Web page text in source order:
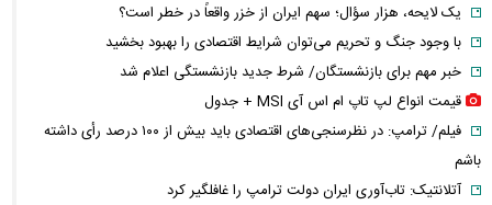
یک لایحه، هزار سؤال؛ سهم ایران از خزر واقعاً در خطر است؟
با وجود جنگ و تحریم می‌توان شرایط اقتصادی را بهبود بخشید
خبر مهم برای بازنشستگان/ شرط جدید بازنشستگی اعلام شد
قیمت انواع لپ تاپ ام اس آی MSI + جدول
فیلم/ ترامپ: در نظرسنجی‌های اقتصادی باید بیش از ۱۰۰ درصد رأی داشته
باشم
آتلانتیک: تاب‌آوری ایران دولت ترامپ را غافلگیر کرد